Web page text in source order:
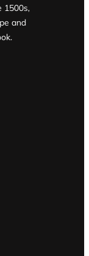
1500s,
and